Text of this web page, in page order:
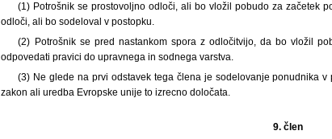
(1) Potrošnik se prostovoljno odloči, ali bo vložil pobudo za začetek
odloči, ali bo sodeloval v postopku.
(2) Potrošnik se pred nastankom spora z odločitvijo, da bo vložil
odpovedati pravici do upravnega in sodnega varstva.
(3) Ne glede na prvi odstavek tega člena je sodelovanje ponudnika
zakon ali uredba Evropske unije to izrecno določata.
9. člen